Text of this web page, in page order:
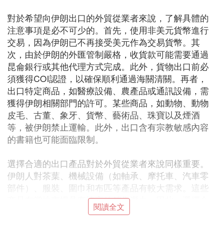
對於希望向伊朗出口的外貿從業者來說，了解具體的
注意事項是必不可少的。首先，使用非美元貨幣進行
交易，因為伊朗已不再接受美元作為交易貨幣。其
次，由於伊朗的外匯管制嚴格，收貨款可能需要通過
昆侖銀行或其他代理方式完成。此外，貨物出口前必
須獲得COI認證，以確保順利通過海關清關。再者，
出口特定商品，如醫療設備、農產品或通訊設備，需
獲得伊朗相關部門的許可。某些商品，如動物、動物
皮毛、古董、象牙、貨幣、藝術品、珠寶以及煙酒
等，被伊朗禁止運輸。此外，出口含有宗教敏感內容
的書籍也可能面臨限制。
選擇合適的出口產品對於外貿從業者來說同樣重要。
伊朗人對茶葉、機械設備（如軸承、摩托車、汽車零
部件）、服裝、圍巾和布匹等產品有較大需求。這些
商品在當地市場具有較高的銷售潛力。因此，選擇合
適的商品進行出口，將有助於提高外貿活動的成功
閱讀全文